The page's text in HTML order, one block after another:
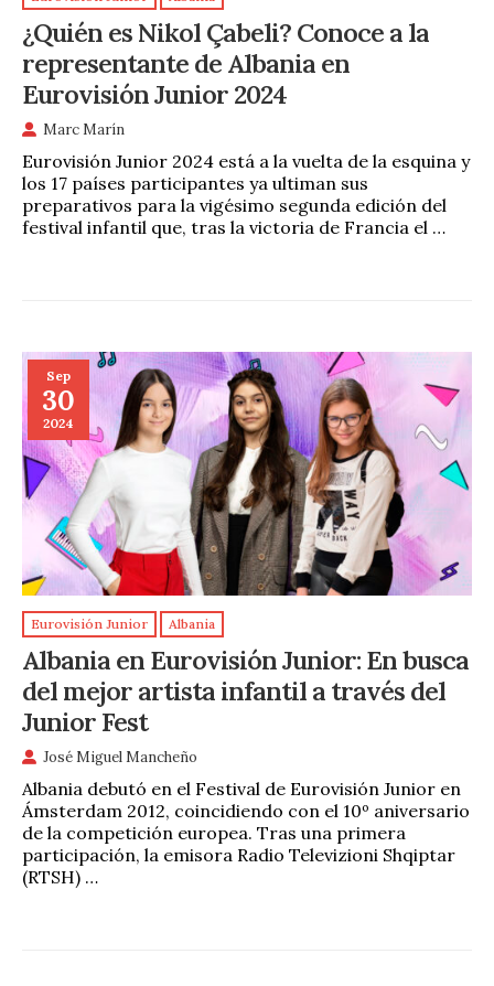
¿Quién es Nikol Çabeli? Conoce a la
representante de Albania en
Eurovisión Junior 2024
Marc Marín
Eurovisión Junior 2024 está a la vuelta de la esquina y
los 17 países participantes ya ultiman sus
preparativos para la vigésimo segunda edición del
festival infantil que, tras la victoria de Francia el …
Sep
30
2024
Eurovisión Junior Albania
Albania en Eurovisión Junior: En busca
del mejor artista infantil a través del
Junior Fest
José Miguel Mancheño
Albania debutó en el Festival de Eurovisión Junior en
Ámsterdam 2012, coincidiendo con el 10º aniversario
de la competición europea. Tras una primera
participación, la emisora Radio Televizioni Shqiptar
(RTSH) …